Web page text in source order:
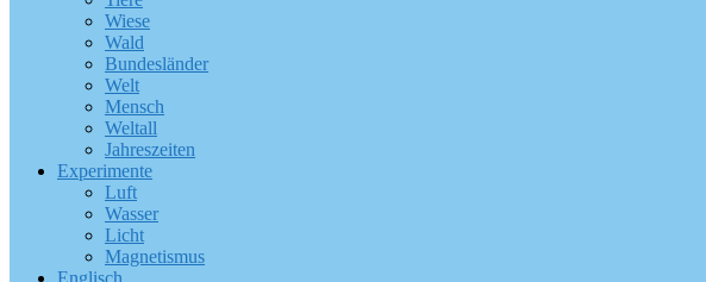
Wiese
Wald
Bundesländer
Welt
Mensch
Weltall
Jahreszeiten
Experimente
Luft
Wasser
Licht
Magnetismus
Englisch